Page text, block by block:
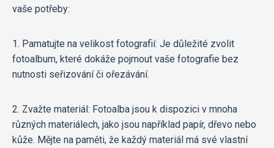
vaše potřeby:
1. Pamatujte na velikost fotografií: Je důležité zvolit
fotoalbum, které dokáže pojmout vaše fotografie bez
nutnosti seřizování či ořezávání.
2. Zvažte materiál: Fotoalba jsou k dispozici v mnoha
různých materiálech, jako jsou například papír, dřevo nebo
kůže. Mějte na paměti, že každý materiál má své vlastní